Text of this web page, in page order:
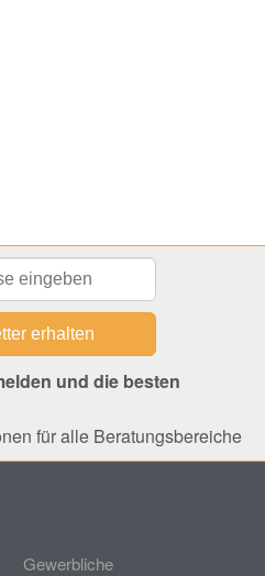
und die besten
für alle Beratungsbereiche
Gewerbliche